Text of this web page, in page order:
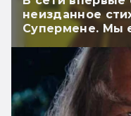
неизданное
Супермене. Мы